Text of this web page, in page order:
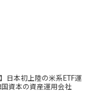
】日本初上陸の米系ETF運
資本の資産運用会社